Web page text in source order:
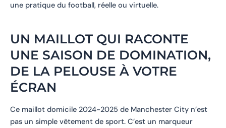
une pratique du football, réelle ou virtuelle.
UN MAILLOT QUI RACONTE
UNE SAISON DE DOMINATION,
DE LA PELOUSE À VOTRE
ÉCRAN
Ce maillot domicile 2024-2025 de Manchester City n’est
pas un simple vêtement de sport. C’est un marqueur